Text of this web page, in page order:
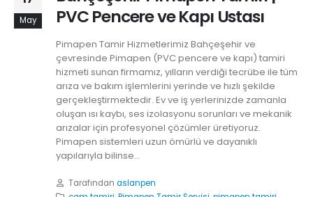
May
PVC Pencere ve Kapı Ustası
Pimapen Tamir Hizmetlerimiz Bahçeşehir ve
çevresinde Pimapen (PVC pencere ve kapı) tamiri
hizmeti sunan firmamız, yılların verdiği tecrübe ile tüm
arıza ve bakım işlemlerini yerinde ve hızlı şekilde
gerçekleştirmektedir. Ev ve iş yerlerinizde zamanla
oluşan ısı kaybı, ses izolasyonu sorunları ve mekanik
arızalar için profesyonel çözümler üretiyoruz.
Pimapen sistemleri uzun ömürlü ve dayanıklı
yapılarıyla bilinse...
Tarafından aslanpen